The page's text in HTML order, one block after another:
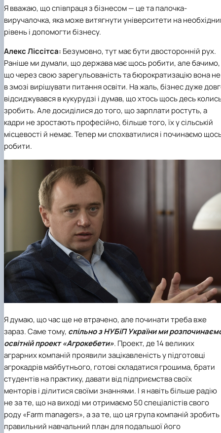
Я вважаю, що співпраця з бізнесом — це та палочка-
виручалочка, яка може витягнути університети на
рівень і допомогти бізнесу.
Алекс Ліссітса: Безумовно, тут має бути двосторонній рух.
Раніше ми думали, що держава має щось робити, але бачимо,
що через свою зарегульованість та бюрократизацію вона не
в змозі вирішувати питання освіти. На жаль, бізнес дуже
відсиджувався в кукурудзі і думав, що хтось щось десь
зробить. Але досиділися до того, що зарплати ростуть, а
кадри не зростають професійно, більше того, їх у сільській
місцевості й немає. Тепер ми спохватилися і починаємо
робити.
Я думаю, що час ще не втрачено, але починати треба вже
зараз. Саме тому, спільно зНУБіП Україними
освітній проект«Агрокебети». Проект, де 14 великих
аграрних компаній проявили зацікавленість у підготовці
агрокадрів майбутнього, готові складатися грошима, брати
студентів на практику, давати від підприємства своїх
менторів і ділитися своїми знаннями. І я навіть більше радію
не за те, що на виході ми отримаємо 50 спеціалістів свого
роду «Farm managers», а за те, що ця група компаній зробить
правильний навчальний план для подальшої його